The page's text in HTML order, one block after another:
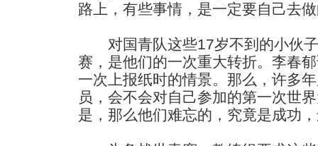
路上，有些事情，是一定要自己去
对国青队这些17岁不到的小伙子
赛，是他们的一次重大转折。李春
一次上报纸时的情景。那么，许多
员，会不会对自己参加的第一次世
是，那么他们难忘的，究竟是成功